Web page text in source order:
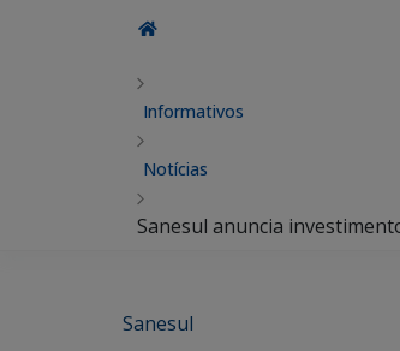
Informativos
Notícias
Sanesul anuncia
Sanesul